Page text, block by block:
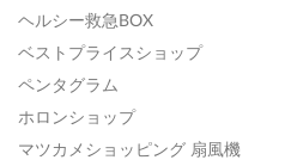
ヘルシー救急BOX
ベストプライスショップ
ペンタグラム
ホロンショップ
マツカメショッピング 扇風機